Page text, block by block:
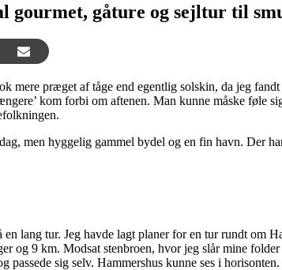
gourmet, gåture og sejltur til
mere præget af tåge end egentlig solskin, da jeg
kom forbi om aftenen. Man kunne måske
men hyggelig gammel bydel og en fin havn. Der
lang tur. Jeg havde lagt planer for en tur rundt om
og 9 km. Modsat stenbroen, hvor jeg slår mine
passede sig selv. Hammershus kunne ses i